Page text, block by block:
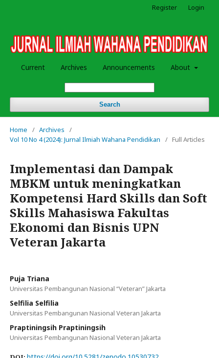
Current Archives Announcements About
Search
Register Login
Home / Archives
/
Vol 10 No 4 (2024): Jurnal Ilmiah Wahana Pendidikan
/ Full Articles
Implementasi dan Dampak
MBKM untuk meningkatkan
Kompetensi Hard Skills dan Soft
Skills Mahasiswa Fakultas
Ekonomi dan Bisnis UPN
Veteran Jakarta
Puja Triana
Universitas Pembangunan Nasional “Veteran” Jakarta
Selfilia Selfilia
Universitas Pembangunan Nasional Veteran Jakarta
Praptiningsih Praptiningsih
Universitas Pembangunan Nasional Veteran Jakarta